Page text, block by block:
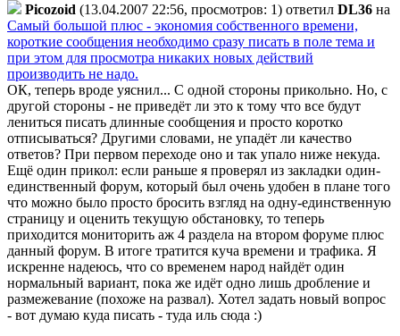
Picozoid (13.04.2007 22:56, просмотров: 1) ответил DL36 на
Самый большой плюс - экономия собственного времени,
короткие сообщения необходимо сразу писать в поле тема и
при этом для просмотра никаких новых действий
производить не надо.
ОК, теперь вроде уяснил... С одной стороны прикольно. Но, с
другой стороны - не приведёт ли это к тому что все будут
лениться писать длинные сообщения и просто коротко
отписываться? Другими словами, не упадёт ли качество
ответов? При первом переходе оно и так упало ниже некуда.
Ещё один прикол: если раньше я проверял из закладки один-
единственный форум, который был очень удобен в плане того
что можно было просто бросить взгляд на одну-единственную
страницу и оценить текущую обстановку, то теперь
приходится мониторить аж 4 раздела на втором форуме плюс
данный форум. В итоге тратится куча времени и трафика. Я
искренне надеюсь, что со временем народ найдёт один
нормальный вариант, пока же идёт одно лишь дробление и
размежевание (похоже на развал). Хотел задать новый вопрос
- вот думаю куда писать - туда иль сюда :)